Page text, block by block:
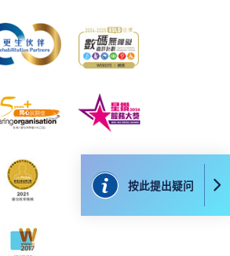
须缴付港币120元手续费。
遗失的支票或本票、付款收据或个
款证明书，请把填妥之申请表、贴
信封、连同划线支票交回本学院。
为港币30 元。支票抬头注明「香
院」。
按此提出疑问
折